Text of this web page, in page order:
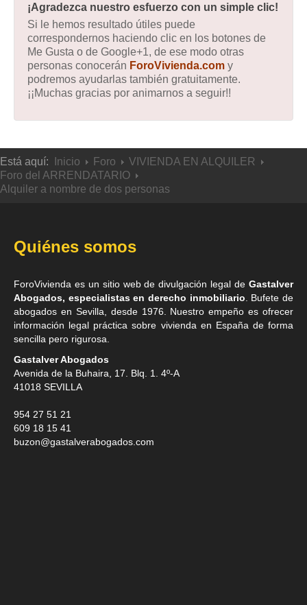
¡Agradezca nuestro esfuerzo con un simple clic!
Si le hemos resultado útiles puede
correspondernos haciendo clic en los botones de
Me Gusta o de Google+1, de ese modo otras
personas conocerán ForoVivienda.com y
podremos ayudarlas también gratuitamente.
¡¡Muchas gracias por animarnos a seguir!!
Está aquí: Inicio Foro
VIVIENDA EN ALQUILER
Foro del ARRENDATARIO
Alquiler a nombre de dos personas
Quiénes somos
ForoVivienda es un sitio web de divulgación legal de Gastalver
Abogados, especialistas en derecho inmobiliario . Bufete de
abogados en Sevilla , desde 1976. Nuestro empeño es ofrecer
información legal práctica sobre vivienda en España de forma
sencilla pero rigurosa.
Gastalver Abogados
Avenida de la Buhaira, 17. Blq. 1. 4º-A
41018 SEVILLA
954 27 51 21
609 18 15 41
buzon@gastalverabogados.com